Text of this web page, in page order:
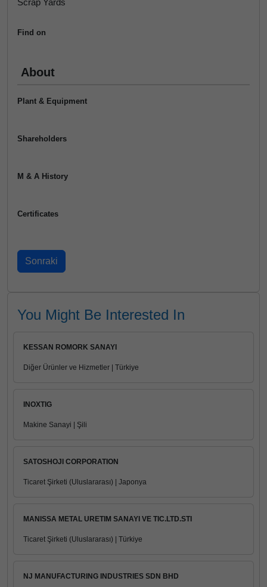
Scrap Yards
Find on
About
Plant & Equipment
Shareholders
M & A History
Certificates
You Might Be Interested In
KESSAN ROMORK SANAYI
Diğer Ürünler ve Hizmetler | Türkiye
INOXTIG
Makine Sanayi | Şili
SATOSHOJI CORPORATION
Ticaret Şirketi (Uluslararası) | Japonya
MANISSA METAL URETIM SANAYI VE TIC.LTD.STI
Ticaret Şirketi (Uluslararası) | Türkiye
NJ MANUFACTURING INDUSTRIES SDN BHD